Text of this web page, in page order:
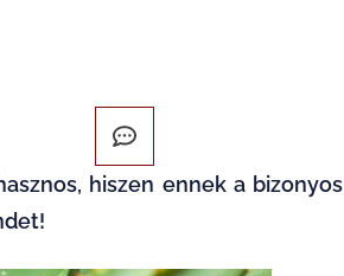
hiszen ennek a bizonyos